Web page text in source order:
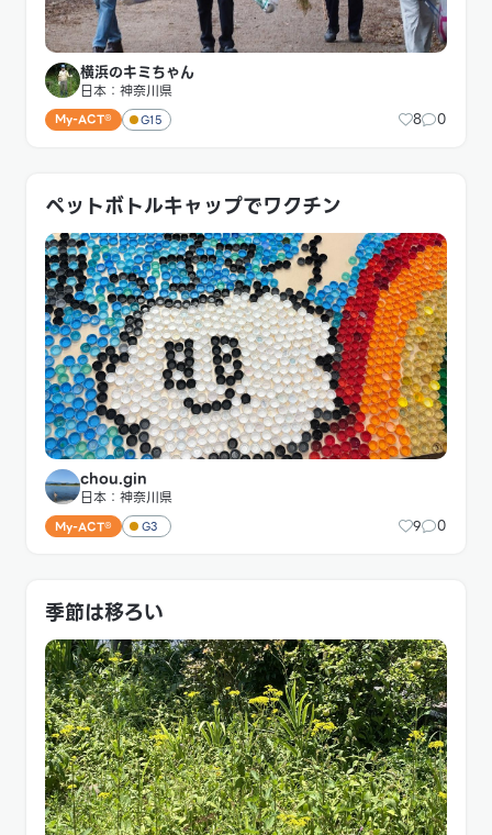
横浜のキミちゃん
日本：神奈川県
My-ACT® G15 8 0
ペットボトルキャップでワクチン
chou.gin
日本：神奈川県
My-ACT® G3 9 0
季節は移ろい